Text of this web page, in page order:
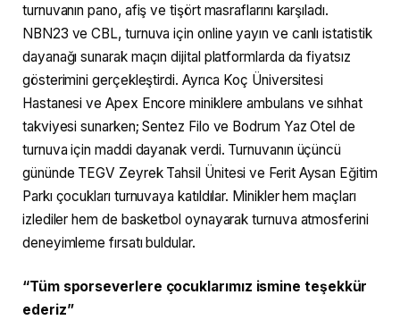
turnuvanın pano, afiş ve tişört masraflarını karşıladı.
NBN23 ve CBL, turnuva için online yayın ve canlı istatistik
dayanağı sunarak maçın dijital platformlarda da fiyatsız
gösterimini gerçekleştirdi. Ayrıca Koç Üniversitesi
Hastanesi ve Apex Encore miniklere ambulans ve sıhhat
takviyesi sunarken; Sentez Filo ve Bodrum Yaz Otel de
turnuva için maddi dayanak verdi. Turnuvanın üçüncü
gününde TEGV Zeyrek Tahsil Ünitesi ve Ferit Aysan Eğitim
Parkı çocukları turnuvaya katıldılar. Minikler hem maçları
izlediler hem de basketbol oynayarak turnuva atmosferini
deneyimleme fırsatı buldular.
“Tüm sporseverlere çocuklarımız ismine teşekkür
ederiz”